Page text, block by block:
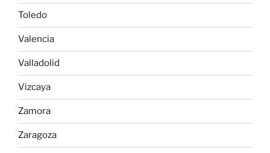
Toledo
Valencia
Valladolid
Vizcaya
Zamora
Zaragoza